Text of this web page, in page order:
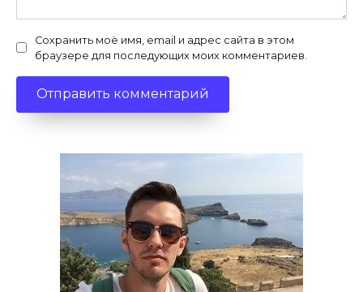
Сохранить моё имя, email и адрес сайта в этом
браузере для последующих моих комментариев.